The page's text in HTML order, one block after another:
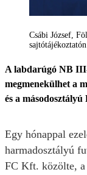
Csábi József,
A labdarúgó NB
megmenekülhet a
és a
Egy hónappal
harmadosztályú
FC Kft. közölte, a